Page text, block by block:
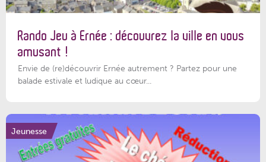
Rando Jeu à Ernée : découvrez la ville en vous
amusant !
Envie de (re)découvrir Ernée autrement ? Partez pour une
balade estivale et ludique au cœur...
Jeunesse